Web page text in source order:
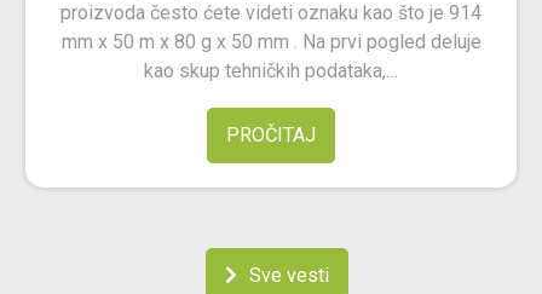
proizvoda često ćete videti oznaku kao što je 914
mm x 50 m x 80 g x 50 mm . Na prvi pogled deluje
kao skup tehničkih podataka,…
PROČITAJ
Sve vesti